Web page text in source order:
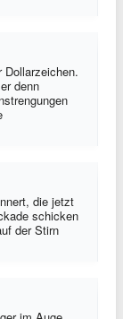
denn
die jetzt
schicken
der Stirn